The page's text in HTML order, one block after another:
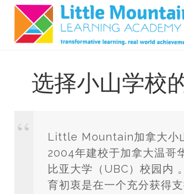
Menu
Skip
main
learning,选择小山学校
Little Mountain加拿大小
2004年建校于加拿大温哥
比亚大学（UBC）校园内
育初衷是在一个充分获得